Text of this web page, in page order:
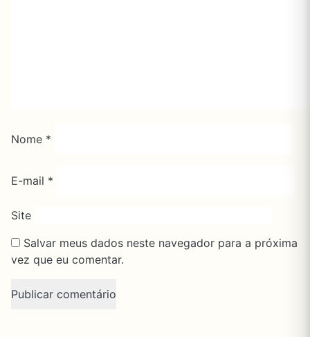
Nome *
E-mail *
Site
Salvar meus dados neste navegador para a próxima
vez que eu comentar.